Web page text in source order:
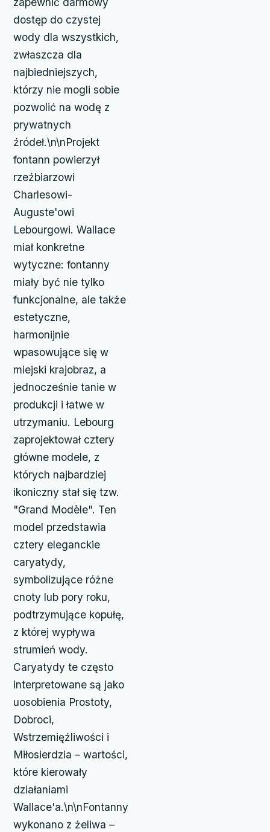
dostęp do czystej
wody dla wszystkich,
zwłaszcza dla
najbiedniejszych,
którzy nie mogli sobie
pozwolić na wodę z
prywatnych
źródeł.\n\nProjekt
fontann powierzył
rzeźbiarzowi
Charlesowi-
Auguste'owi
Lebourgowi. Wallace
miał konkretne
wytyczne: fontanny
miały być nie tylko
funkcjonalne, ale także
estetyczne,
harmonijnie
wpasowujące się w
miejski krajobraz, a
jednocześnie tanie w
produkcji i łatwe w
utrzymaniu. Lebourg
zaprojektował cztery
główne modele, z
których najbardziej
ikoniczny stał się tzw.
"Grand Modèle". Ten
model przedstawia
cztery eleganckie
caryatydy,
symbolizujące różne
cnoty lub pory roku,
podtrzymujące kopułę,
z której wypływa
strumień wody.
Caryatydy te często
interpretowane są jako
uosobienia Prostoty,
Dobroci,
Wstrzemięźliwości i
Miłosierdzia – wartości,
które kierowały
działaniami
Wallace'a.\n\nFontanny
wykonano z żeliwa –